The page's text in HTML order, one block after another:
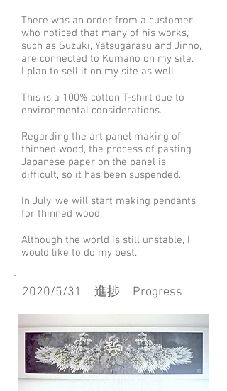
There was an order from a customer
who noticed that many of his works,
such as Suzuki, Yatsugarasu and Jinno,
are connected to Kumano on my site.
I plan to sell it on my site as well.
This is a 100% cotton T-shirt due to
environmental considerations.
Regarding the art panel making of
thinned wood, the process of pasting
Japanese paper on the panel is
difficult, so it has been suspended.
In July, we will start making pendants
for thinned wood.
Although the world is still unstable, I
would like to do my best.
2020/5/31 進捗 Progress